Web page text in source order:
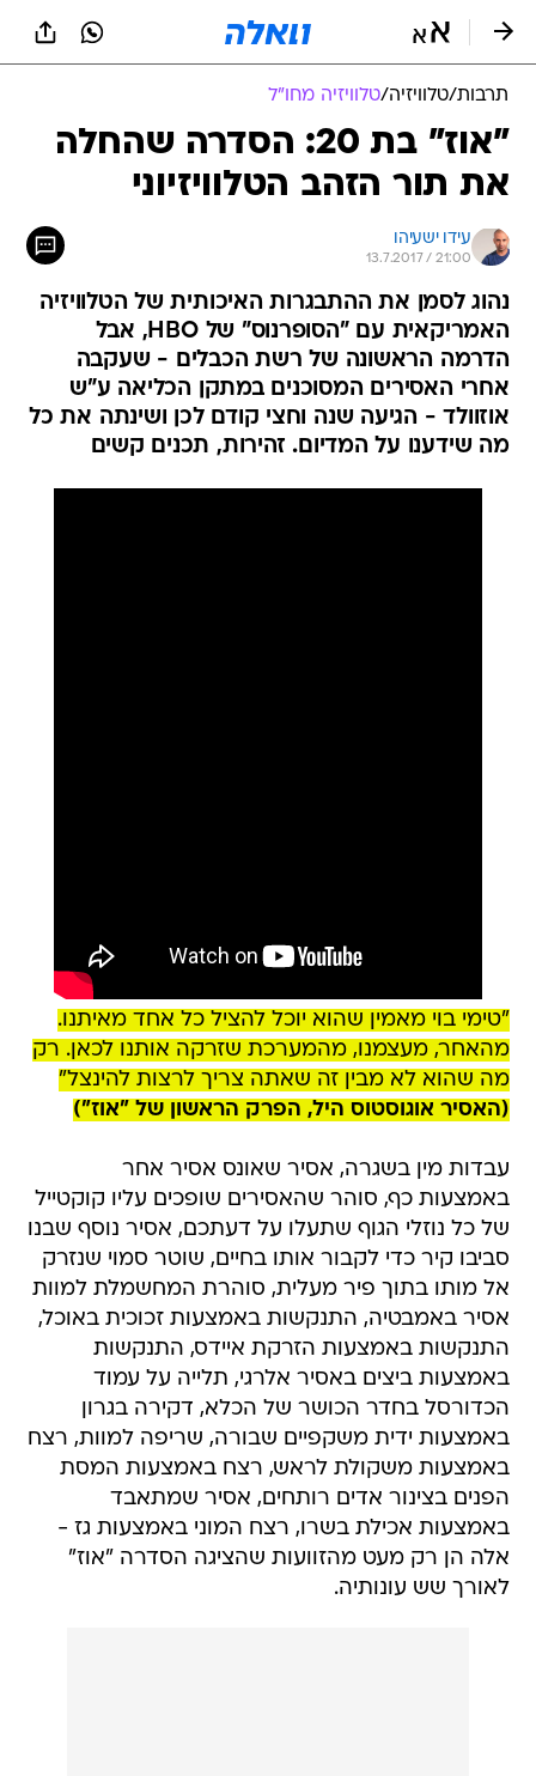
תרבות/טלוויזיה/טלוויזיה מחו"ל
"אוז" בת 20: הסדרה שהחלה
את תור הזהב הטלוויזיוני
עידו ישעיהו
13.7.2017 / 21:00
נהוג לסמן את ההתבגרות האיכותית של הטלוויזיה
האמריקאית עם "הסופרנוס" של HBO, אבל
הדרמה הראשונה של רשת הכבלים - שעקבה
אחרי האסירים המסוכנים במתקן הכליאה ע"ש
אוזוולד - הגיעה שנה וחצי קודם לכן ושינתה את כל
מה שידענו על המדיום. זהירות, תכנים קשים
"טימי בוי מאמין שהוא יוכל להציל כל אחד מאיתנו.
מהאחר, מעצמנו, מהמערכת שזרקה אותנו לכאן. רק
מה שהוא לא מבין זה שאתה צריך לרצות להינצל"
(האסיר אוגוסטוס היל, הפרק הראשון של "אוז")
עבדות מין בשגרה, אסיר שאונס אסיר אחר
באמצעות כף, סוהר שהאסירים שופכים עליו קוקטייל
של כל נוזלי הגוף שתעלו על דעתכם, אסיר נוסף שבנו
סביבו קיר כדי לקבור אותו בחיים, שוטר סמוי שנזרק
אל מותו בתוך פיר מעלית, סוהרת המחשמלת למוות
אסיר באמבטיה, התנקשות באמצעות זכוכית באוכל,
התנקשות באמצעות הזרקת איידס, התנקשות
באמצעות ביצים באסיר אלרגי, תלייה על עמוד
הכדורסל בחדר הכושר של הכלא, דקירה בגרון
באמצעות ידית משקפיים שבורה, שריפה למוות, רצח
באמצעות משקולת לראש, רצח באמצעות המסת
הפנים בצינור אדים רותחים, אסיר שמתאבד
באמצעות אכילת בשרו, רצח המוני באמצעות גז -
אלה הן רק מעט מהזוועות שהציגה הסדרה "אוז"
לאורך שש עונותיה.